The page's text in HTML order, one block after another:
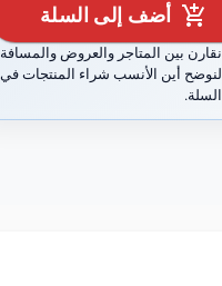
add_shopping_cart أضف إلى السلة
نقارن بين المتاجر والعروض والمسافة
لنوضح أين الأنسب شراء المنتجات في
السلة.